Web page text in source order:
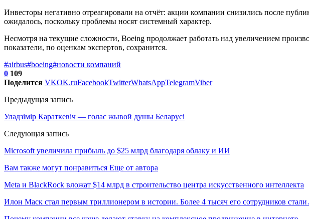
Инвесторы негативно отреагировали на отчёт: акции компании снизились после
ожидалось, поскольку проблемы носят системный характер.
Несмотря на текущие сложности, Boeing продолжает работать над увеличением
показатели, по оценкам экспертов, сохранится.
#airbus#boeing#новости компаний
0 109
Поделится VKOK.ruFacebookTwitterWhatsAppTelegramViber
Предыдущая запись
Уладзімір Караткевіч — голас жывой душы Беларусі
Следующая запись
Microsoft увеличила прибыль до $25 млрд благодаря облаку и ИИ
Вам также могут понравиться Еще от автора
Meta и BlackRock вложат $14 млрд в строительство центра искусственного интеллекта
Илон Маск стал первым триллионером в истории. Более 4 тысяч его сотрудников